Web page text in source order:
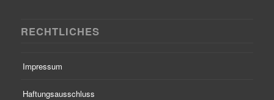
RECHTLICHES
Impressum
Haftungsausschluss